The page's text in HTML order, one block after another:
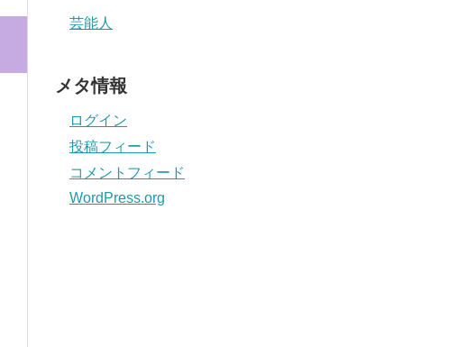
芸能人
メタ情報
ログイン
投稿フィード
コメントフィード
WordPress.org